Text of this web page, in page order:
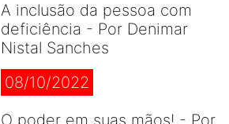
A inclusão da pessoa com
deficiência - Por Denimar
Nistal Sanches
08/10/2022